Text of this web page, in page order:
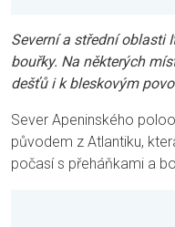
Severní a střední oblasti
bouřky. Na některých
dešťů i k bleskovým
Sever Apeninského
původem z Atlantiku,
počasí s přeháňkami a